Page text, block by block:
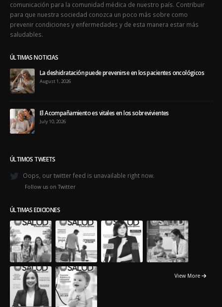
comunicación para la comunidad médica de nuestro país. Contribuir
para que nuestra sociedad conozca un poco más sobre como
prevenir condiciones y enfermedades y de esta manera estar más
saludables.
ÚLTIMAS NOTICIAS
La deshidratación puede prevenirse en los pacientes oncológicos
August 1, 2026
El Acompañamiento es vitales en los sobrevivientes
July 10, 2026
ÚLTIMOS TWEETS
Oops, our twitter feed is unavailable right now.
Follow us on Twitter
ÚLTIMAS EDICIONES
View More